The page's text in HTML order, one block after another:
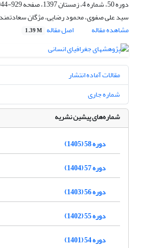
دوره 50، شماره 4، زمستان 1397، صفحه
929-944
سید علی صفوی، محمود رضایی، مژگان
مشاهده مقاله
اصل مقاله 1.39 M
مقالات آماده انتشار
شماره جاری
شماره‌های پیشین نشریه
دوره 58 (1405)
دوره 57 (1404)
دوره 56 (1403)
دوره 55 (1402)
دوره 54 (1401)